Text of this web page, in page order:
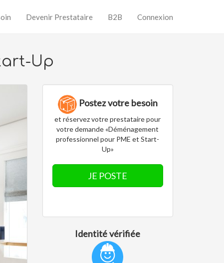
Devenir Prestataire B2B Connexion
Up
Postez votre besoin
et réservez votre prestataire pour
votre demande «Déménagement
professionnel pour PME et Start-
Up»
JE POSTE
Identité vérifiée